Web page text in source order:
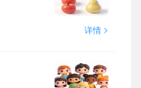
详情 >